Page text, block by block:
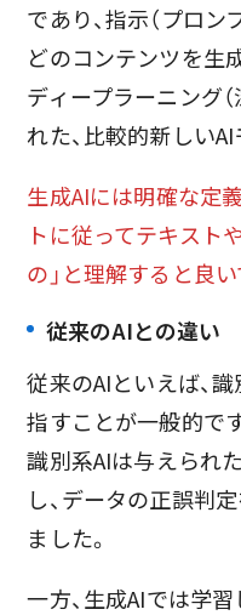
であり、指示（プロ
どのコンテンツを生
ディープラーニング
れた、比較的新しいAI
生成AIには明確な定
トに従ってテキスト
の」と理解すると良い
従来のAIとの違い
従来のAIといえば、
指すことが一般的です
識別系AIは与えられ
し、データの正誤判
ました。
一方、生成AIでは学